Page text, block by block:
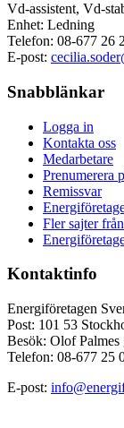
Vd-assistent, Vd-
Enhet: Ledning
Telefon: 08-677 26
E-post:
Snabblänkar
Logga in
Kontakta oss
Medarbetare
Prenumerera
Remissvar
Fler sajter
Kontaktinfo
Energiföretagen
Post: 101 53
Besök: Olof Palmes
Telefon: 08-677 25
E-post: